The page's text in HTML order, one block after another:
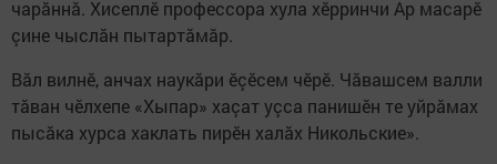
чарăннă. Хисеплӗ профессора хула хӗрринчи Ар масарӗ
çине чыслăн пытартăмăр.
Вăл вилнӗ, анчах наукăри ӗçӗсем чӗрӗ. Чăвашсем валли
тăван чӗлхепе «Хыпар» хаçат уçса панишӗн те уйрăмах
пысăка хурса хаклать пирӗн халăх Никольские».